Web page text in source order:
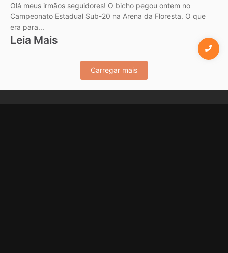
Olá meus irmãos seguidores! O bicho pegou ontem no
Campeonato Estadual Sub-20 na Arena da Floresta. O que
era para...
Leia Mais
Carregar mais